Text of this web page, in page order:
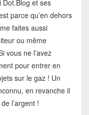
et ses
parce qu’en dehors
faites aussi
ou même
vous ne l’avez
pour entrer en
sur le gaz ! Un
en revanche il
l’argent !